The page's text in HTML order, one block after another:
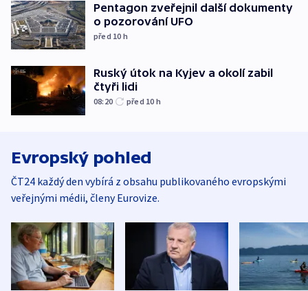
Pentagon zveřejnil další dokumenty
o pozorování UFO
před 10 h
Ruský útok na Kyjev a okolí zabil
čtyři lidi
08:20 před 10 h
Evropský pohled
ČT24 každý den vybírá z obsahu publikovaného evropskými
veřejnými médii, členy Eurovize.